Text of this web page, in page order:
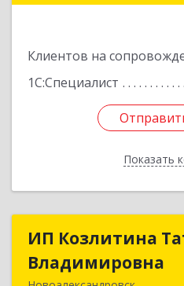
Клиентов на
1С:Специалист
Показать
ИП Козлитина
Владимировна
ИП